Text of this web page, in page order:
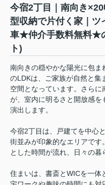
今宿2丁目｜南向き
型収納で片付く家｜ツ
車★仲介手数料無料★
ト)
南向きの穏やかな陽光に包
のLDKは、ご家族が自然と集
空間となっています。さら
が、室内に明るさと開放感
演出します。
今宿2丁目は、戸建てを中心
街並みが印象的なエリアです
とした時間が流れ、日々の暮
住まいは、書斎とWICを一体